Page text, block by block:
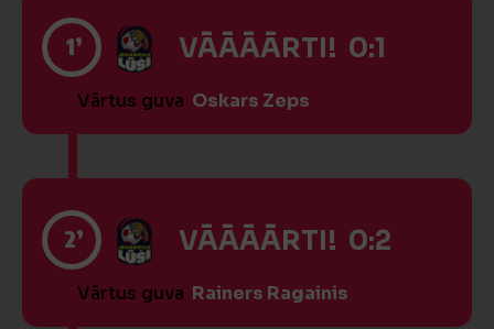
1’ VĀĀĀĀRTI! 0:1
Vārtus guva Oskars Zeps
2’ VĀĀĀĀRTI! 0:2
Vārtus guva Rainers Ragainis